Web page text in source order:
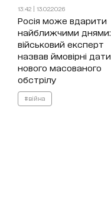
13:42 | 13.02.2026
Росія може вдарити
найближчими днями:
військовий експерт
назвав ймовірні дати
нового масованого
обстрілу
#війна